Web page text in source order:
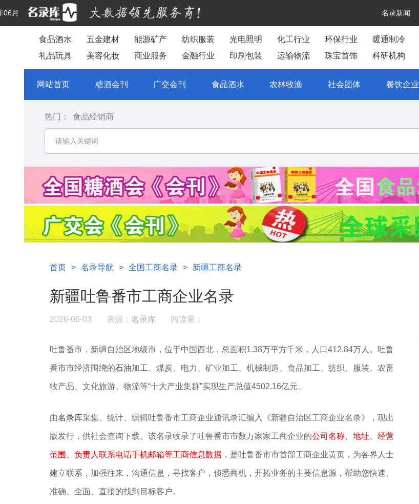
名录新闻
06月
食品酒水 五金建材 能源矿产 纺织服装 光电照明 化工行业 环保行业 暖通制冷
礼品玩具
美容化妆 商业服务 金融行业 印刷包装 运输物流 珠宝首饰 科研机构
网站首页 糖酒会刊 广交会刊 食品酒水 农林牧渔 社会团体 餐饮企业
热门： 食品经销商
首页 > 名录导航 > 全国工商名录 > 新疆工商名录
新疆吐鲁番市工商企业名录
2026-06-03 来源： 名录库 阅读量：
吐鲁番市，新疆自治区地级市，位于中国西北，总面积1.38万平方千米，人口412.84万人。吐鲁
番市市经济围绕的石油加工、煤炭、电力、矿业加工、机械制造、食品加工、纺织、服装、农畜
牧产品、文化旅游、物流等“十大产业集群”实现生产总值4502.16亿元。
由名录库采集、统计、编辑吐鲁番市工商企业通讯录汇编入《新疆自治区工商企业名录》，现出
版发行，供社会查询下载。该名录收录了吐鲁番市市数万家家工商企业的公司名称、地址、经营
范围、负责人联系电话手机邮箱等工商信息数据 ，是吐鲁番市市首部工商企业黄页，为各界人士
建立联系，加强往来，沟通信息，寻找客户，侦悉商机，开拓业务的主要信息源，帮助您快速、
准确、全面、直接的找到目标客户。